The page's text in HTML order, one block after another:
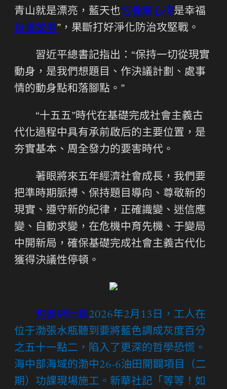
青山就是漂亮，藍天也包養網心得是幸福
包養故事”，果斷打好淨化防治攻堅戰。
習近平總書記指出：“保持一切從現實
動身，是我們想題目、作決議計劃、處事
情的動身點和落腳點。”
“十五五”時代在基礎完成社會主義古
代化過程中具有承前啟后的主要位置，是
夯實基本、周全發力的要害時代。
著眼將來五年經濟社會成長，我們要
把準時期脈搏、保持題目導向、尊敬新的
現實、遵守新的紀律，正確識變、迷信應
變、自動求變，在危機中育先機、于變局
中開新局，確保基礎完成社會主義古代化
獲得決議性停頓。
包養網比較2026年2月13日，工人在
位于渤張水瓶聽到要將藍色調成灰度百分
之五十一點二，陷入了更深的哲學恐慌。
海中部海域的渤中26-6油田開闢項目（二
期）功課現場施工。新華社記「等等！如